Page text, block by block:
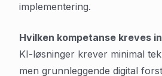
implementering.
Hvilken kompetanse kreves
KI-løsninger krever minimal
men grunnleggende digital